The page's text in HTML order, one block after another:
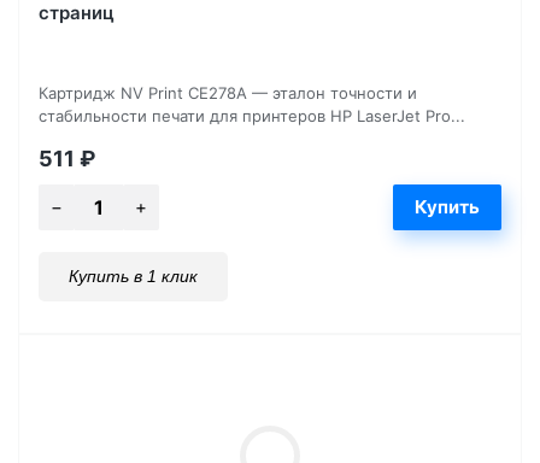
страниц
Картридж NV Print CE278A — эталон точности и
стабильности печати для принтеров HP LaserJet Pro...
511 ₽
Купить в 1 клик